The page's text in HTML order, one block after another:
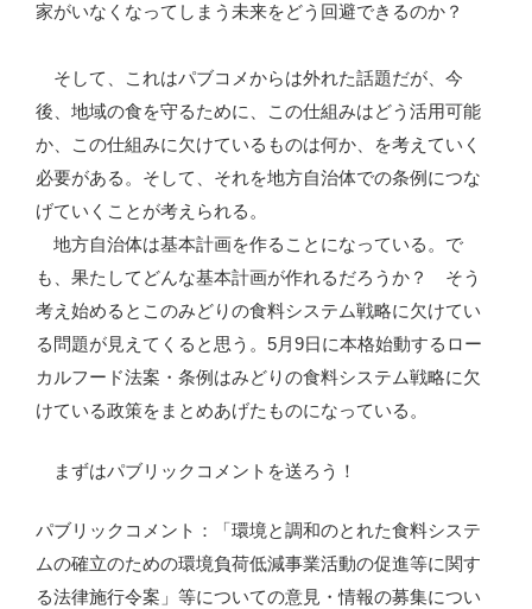
家がいなくなってしまう未来をどう回避できるのか？
そして、これはパブコメからは外れた話題だが、今
後、地域の食を守るために、この仕組みはどう活用可能
か、この仕組みに欠けているものは何か、を考えていく
必要がある。そして、それを地方自治体での条例につな
げていくことが考えられる。
地方自治体は基本計画を作ることになっている。で
も、果たしてどんな基本計画が作れるだろうか？ そう
考え始めるとこのみどりの食料システム戦略に欠けてい
る問題が見えてくると思う。5月9日に本格始動するロー
カルフード法案・条例はみどりの食料システム戦略に欠
けている政策をまとめあげたものになっている。
まずはパブリックコメントを送ろう！
パブリックコメント：「環境と調和のとれた食料システ
ムの確立のための環境負荷低減事業活動の促進等に関す
る法律施行令案」等についての意見・情報の募集につい